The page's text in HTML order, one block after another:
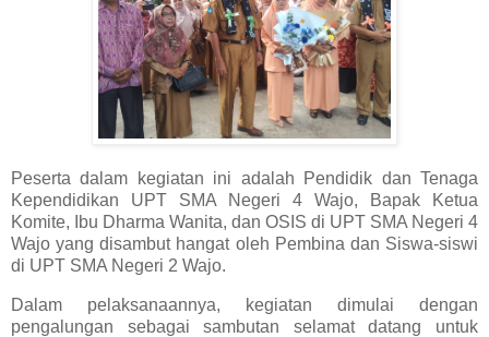
Peserta dalam kegiatan ini adalah Pendidik dan Tenaga
Kependidikan UPT SMA Negeri 4 Wajo, Bapak Ketua
Komite, Ibu Dharma Wanita, dan OSIS di UPT SMA Negeri 4
Wajo yang disambut hangat oleh Pembina dan Siswa-siswi
di UPT SMA Negeri 2 Wajo.
Dalam pelaksanaannya, kegiatan dimulai dengan
pengalungan sebagai sambutan selamat datang untuk